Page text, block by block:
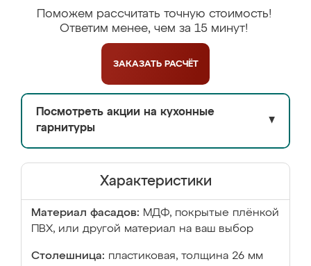
Поможем рассчитать точную стоимость!
Ответим менее, чем за 15 минут!
ЗАКАЗАТЬ РАСЧЁТ
Посмотреть акции на кухонные
гарнитуры
▼
Характеристики
Материал фасадов: МДФ, покрытые плёнкой
ПВХ, или другой материал на ваш выбор
Столешница: пластиковая, толщина 26 мм